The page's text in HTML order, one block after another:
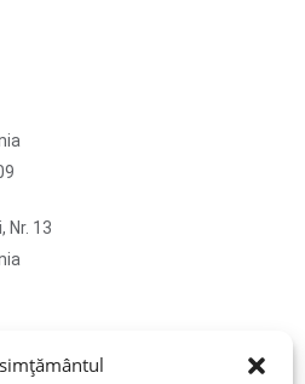
Nr. 13
comenzile se